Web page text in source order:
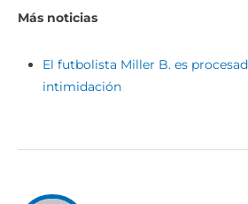
Más noticias
El futbolista Miller B. es
intimidación